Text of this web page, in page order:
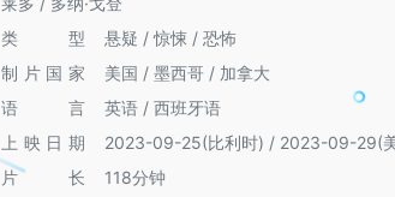
类型
悬疑 / 惊悚 / 恐怖
制片国家
美国 / 墨西哥 / 加拿大
语言
英语 / 西班牙语
上映日期
2023-09-25(比利时) / 2023-09-29(
片长
118分钟